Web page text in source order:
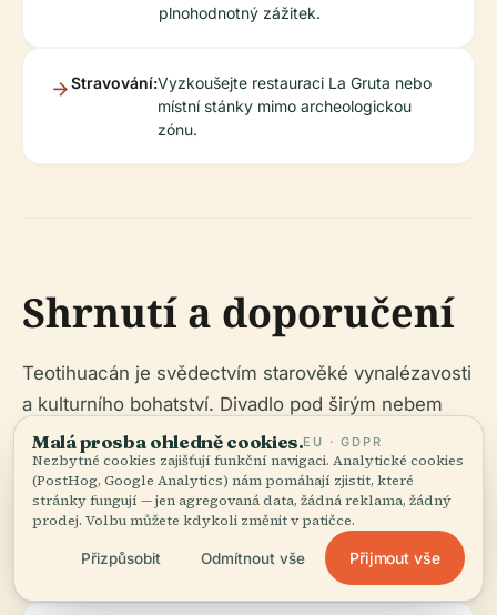
plnohodnotný zážitek.
Stravování:Vyzkoušejte restauraci La Gruta nebo
místní stánky mimo archeologickou
zónu.
Shrnutí a doporučení
Teotihuacán je svědectvím starověké vynalézavosti
a kulturního bohatství. Divadlo pod širým nebem
oživuje toto dědictví, spojuje historii se současným
divadelním uměním. Návštěvníci těží z dostupné
dopravy, rozumných cen vstupenek a řady
průvodcovských a digitálních zdrojů pro hlubší
pochopení. Pro nejlepší zážitek:
Malá prosba ohledně cookies.EU · GDPR
Nezbytné cookies zajišťují funkční navigaci. Analytické cookies
(PostHog, Google Analytics) nám pomáhají zjistit, které
stránky fungují — jen agregovaná data, žádná reklama, žádný
prodej. Volbu můžete kdykoli změnit v patičce.
Přizpůsobit Odmítnout vše Přijmout vše